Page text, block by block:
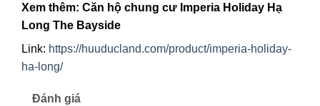
Xem thêm: Căn hộ chung cư Imperia Holiday Hạ
Long The Bayside
Link: https://huuducland.com/product/imperia-holiday-
ha-long/
Đánh giá